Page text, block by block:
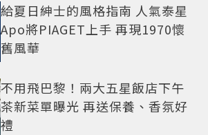
給夏日紳士的風格指南 人氣泰星
Apo將PIAGET上手 再現1970懷
舊風華
不用飛巴黎！兩大五星飯店下午
茶新菜單曝光 再送保養、香氛好
禮